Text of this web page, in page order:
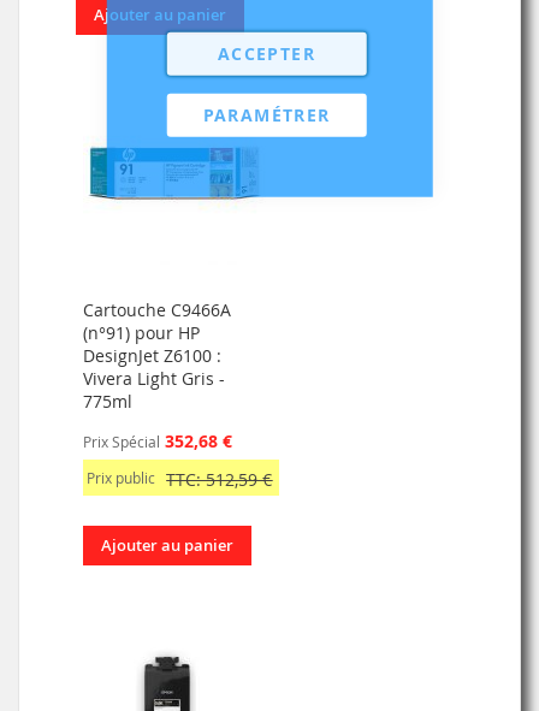
ACCEPTER
PARAMÉTRER
Ajouter au panier
Cartouche C9466A
(n°91) pour HP
DesignJet Z6100 :
Vivera Light Gris -
775ml
Prix Spécial 352,68 €
Prix public TTC: 512,59 €
Ajouter au panier